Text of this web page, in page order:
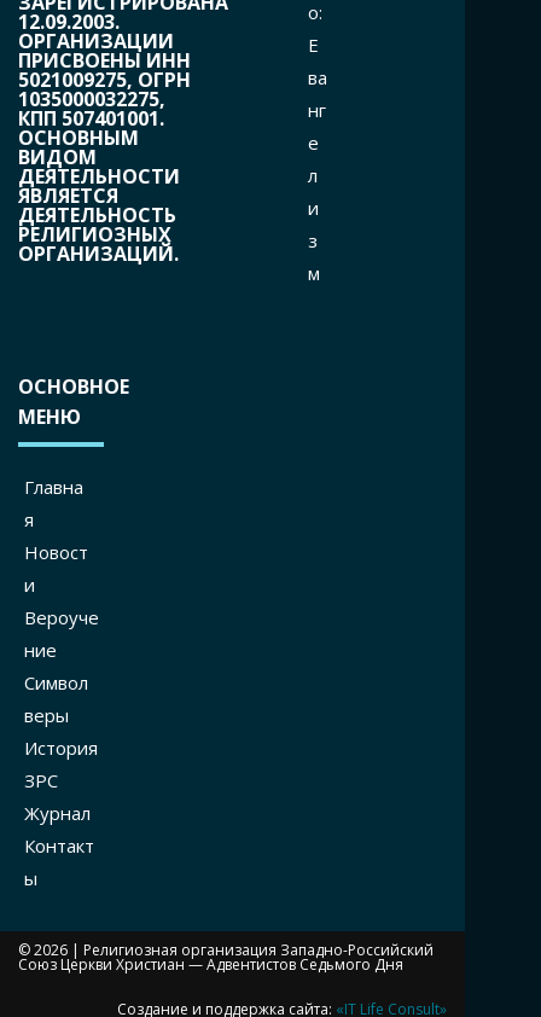
12.09.2003.
ОРГАНИЗАЦИИ
ПРИСВОЕНЫ ИНН
5021009275, ОГРН
1035000032275,
КПП 507401001.
ОСНОВНЫМ
ВИДОМ
ДЕЯТЕЛЬНОСТИ
ЯВЛЯЕТСЯ
ДЕЯТЕЛЬНОСТЬ
РЕЛИГИОЗНЫХ
ОРГАНИЗАЦИЙ.
o:
Е
ва
нг
е
л
и
з
м
ОСНОВНОЕ
МЕНЮ
Главна
я
Новост
и
Вероуче
ние
Символ
веры
История
ЗРС
Журнал
Контакт
ы
© 2026 | Религиозная организация Западно-Российский
Союз Церкви Христиан — Адвентистов Седьмого Дня
Создание и поддержка сайта: «IT Life Consult»